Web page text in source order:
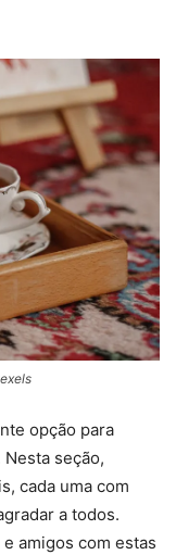
opção para
seção,
cada uma com
a todos.
amigos com estas